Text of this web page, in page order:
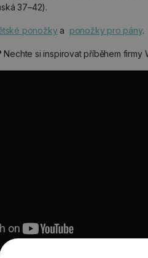
37–42).
ponožkya ponožky pro pány.
Nechte si inspirovat příběhem firmy